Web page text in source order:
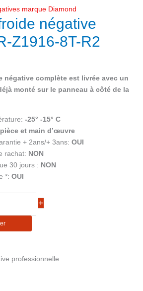
marque Diamond
négative
Z1916-8T-R2
négative complète est livrée avec un
monté sur le panneau à côté de la
-25° -15° C
et main d’œuvre
+ 2ans/+ 3ans: OUI
rachat: NON
30 jours : NON
*: OUI
+
professionnelle